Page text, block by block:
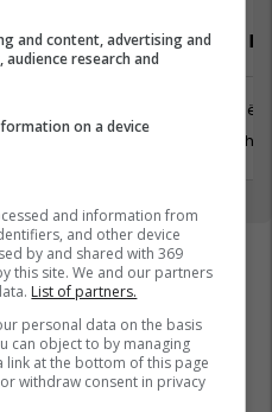
Property
Prishtinë
29 Gusht
and content, advertising and
research and
on a device
and information from
and other device
by and shared with 369
this site. We and our partners
List of partners.
personal data on the basis
can object to by managing
at the bottom of this page
withdraw consent in privacy